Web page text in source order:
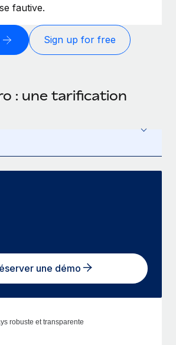
fautive.
Sign up for free
: une tarification
une démo
robuste et transparente